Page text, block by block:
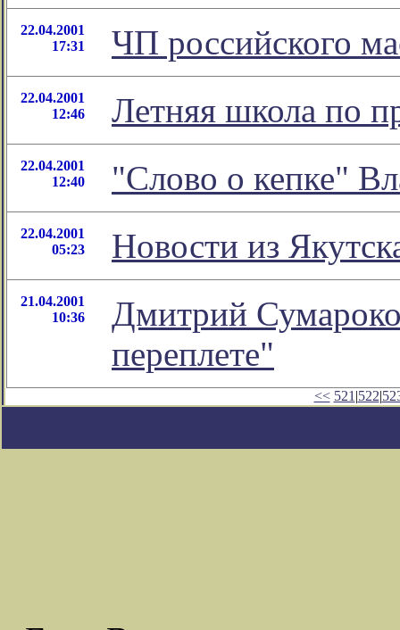
22.04.2001
17:31
ЧП российского
22.04.2001
12:46
Летняя школа по
22.04.2001
12:40
"Слово о кепке"
22.04.2001
05:23
Новости из
21.04.2001
10:36
Дмитрий
переплете"
<< 521 |522|